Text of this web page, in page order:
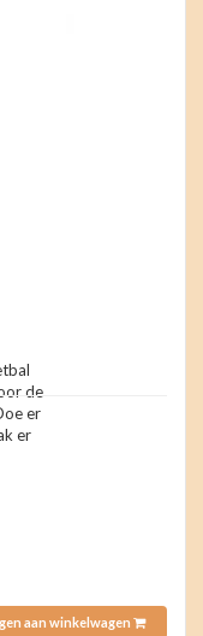
de
er
er
aan winkelwagen